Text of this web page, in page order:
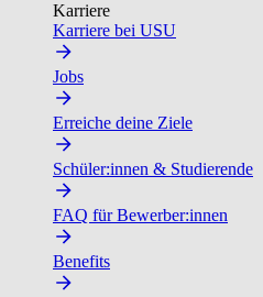
Karriere
Karriere bei USU
Jobs
Erreiche deine Ziele
Schüler:innen & Studierende
FAQ für Bewerber:innen
Benefits